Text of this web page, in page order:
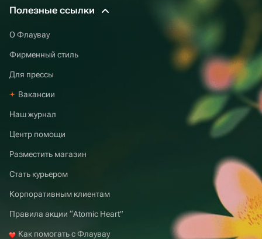
Полезные ссылки
О Флаувау
Фирменный стиль
Для прессы
Вакансии
Наш журнал
Центр помощи
Разместить магазин
Стать курьером
Корпоративным клиентам
Правила акции “Atomic Heart”
Как помогать с Флаувау